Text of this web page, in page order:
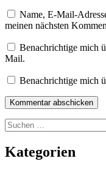
Name, E-Mail-
meinen nächsten
Benachrichtige mich
Mail.
Benachrichtige mich
Suchen
nach:
Kategorien